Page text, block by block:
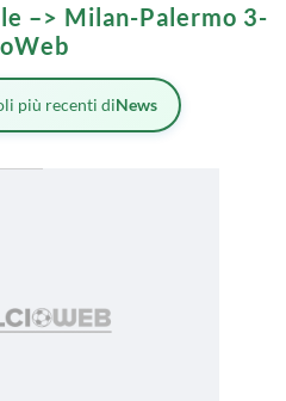
–> Milan-Palermo 3-
più recenti diNews